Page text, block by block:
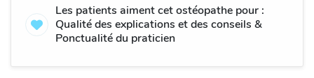
Les patients aiment cet ostéopathe pour :
Qualité des explications et des conseils &
Ponctualité du praticien